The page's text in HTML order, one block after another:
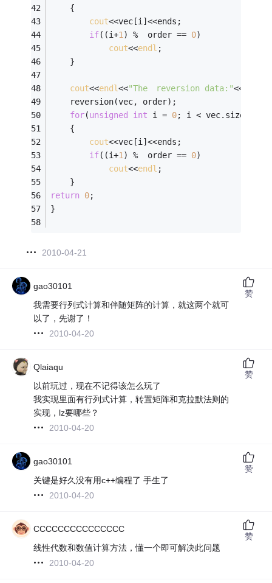
    {
cout<<vec[i]<<ends;
if((i+1 ) %  order == 0)
cout<<endl ;
    }
cout<<endl<<"The　reversion data:"<<
    reversion(vec, order);
for(unsigned int i = 0; i < vec.size();
    {
cout<<vec[i]<<ends;
if((i+1 ) %  order == 0)
cout<<endl ;
    }
return 0;
}
2010-04-21
gao30101
我需要行列式计算和伴随矩阵的计算，就这两个就可
以了，先谢了！
2010-04-20
赞
Qlaiaqu
以前玩过，现在不记得该怎么玩了
我实现里面有行列式计算，转置矩阵和克拉默法则的
实现，lz要哪些？
2010-04-20
赞
gao30101
关键是好久没有用c++编程了 手生了
2010-04-20
赞
CCCCCCCCCCCCCCC
线性代数和数值计算方法，懂一个即可解决此问题
2010-04-20
赞